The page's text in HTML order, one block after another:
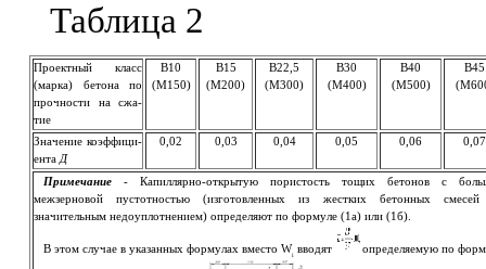
Таблица 2
Проектный класс
(марка) бетона по
прочности на сжа­
тие
В10
(М150)
В15
(М200)
В22,5
(М300)
В30
(М400)
В40
(М500)
В45
Значение коэф­фи­ци­
ента Д
0,02 0,03 0,04 0,05 0,06 0,07
Примечание - Капиллярно-открытую пористость тощих бетонов с
межзерновой пустотностью (изготовленных из жестких бетонных
значительным недоуплотнением) определяют по формуле (1а) или (1б).
В этом случае в указанных формулах вместо Wi вводят определяемую по